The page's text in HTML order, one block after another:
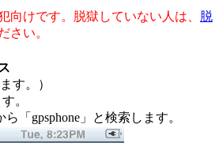
けです。脱獄していない人は、 脱
さい。
す。）
。
「gpsphone」と検索します。